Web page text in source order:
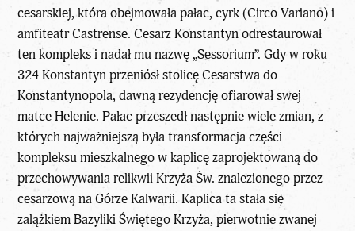
cesarskiej, która obejmowała pałac, cyrk (Circo Variano) i
amfiteatr Castrense. Cesarz Konstantyn odrestaurował
ten kompleks i nadał mu nazwę „Sessorium”. Gdy w roku
324 Konstantyn przeniósł stolicę Cesarstwa do
Konstantynopola, dawną rezydencję ofiarował swej
matce Helenie. Pałac przeszedł następnie wiele zmian, z
których najważniejszą była transformacja części
kompleksu mieszkalnego w kaplicę zaprojektowaną do
przechowywania relikwii Krzyża Św. znalezionego przez
cesarzową na Górze Kalwarii. Kaplica ta stała się
zalążkiem Bazyliki Świętego Krzyża, pierwotnie zwanej